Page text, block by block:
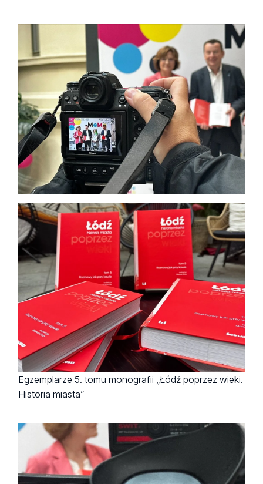
Egzemplarze 5. tomu monografii „Łódź poprzez wieki.
Historia miasta”